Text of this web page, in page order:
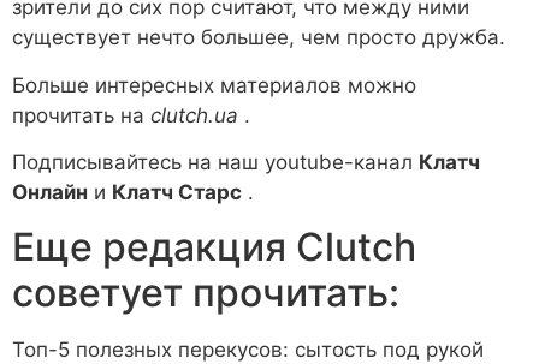
зрители до сих пор считают, что между ними
существует нечто большее, чем просто дружба.
Больше интересных материалов можно
прочитать на clutch.ua .
Подписывайтесь на наш youtube-канал Клатч
Онлайн и Клатч Старс .
Еще редакция Сlutch
советует прочитать:
Топ-5 полезных перекусов: сытость под рукой